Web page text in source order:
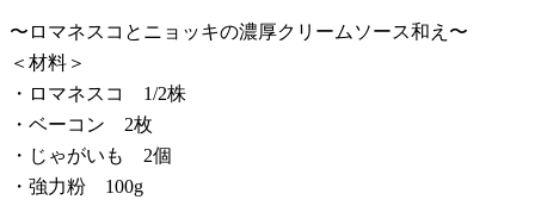
〜ロマネスコとニョッキの濃厚クリームソース和え〜
＜材料＞
・ロマネスコ 1/2株
・ベーコン 2枚
・じゃがいも 2個
・強力粉 100g